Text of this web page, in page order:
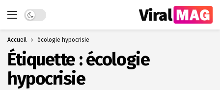
Dark mode
Accueil écologie hypocrisie
Étiquette :écologie
hypocrisie